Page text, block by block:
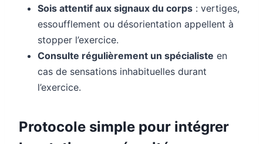
Sois attentif aux signaux du corps : vertiges,
essoufflement ou désorientation appellent à
stopper l’exercice.
Consulte régulièrement un spécialiste en
cas de sensations inhabituelles durant
l’exercice.
Protocole simple pour intégrer